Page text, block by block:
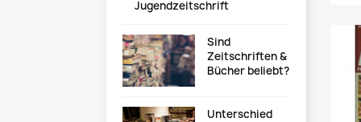
stern
Tempo
Jugendzeitschrift
Sind
Zeitschriften &
Bücher beliebt?
Unterschied